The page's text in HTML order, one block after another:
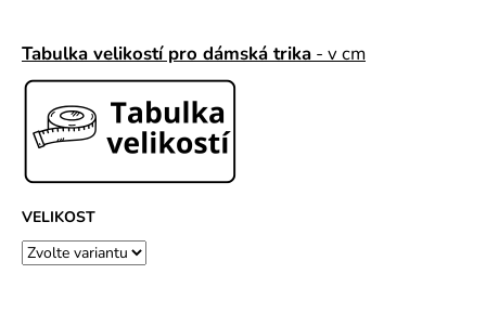
Tabulka velikostí pro dámská trika - v cm
VELIKOST
u
č
m